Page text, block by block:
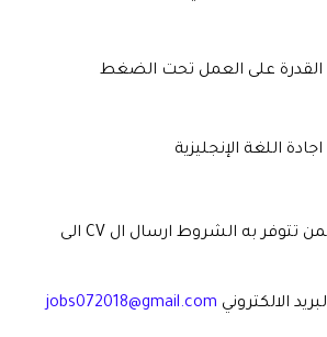
الالكتروني jobs072018@gmail.com